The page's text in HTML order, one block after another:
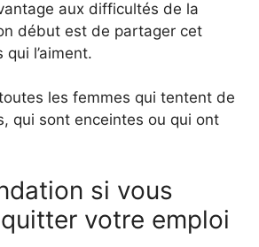
aux difficultés de la
début est de partager cet
qui l’aiment.
les femmes qui tentent de
qui sont enceintes ou qui ont
si vous
votre emploi